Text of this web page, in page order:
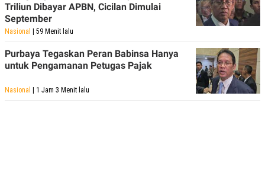
Triliun Dibayar APBN, Cicilan Dimulai
September
Nasional | 59 Menit lalu
Purbaya Tegaskan Peran Babinsa Hanya
untuk Pengamanan Petugas Pajak
Nasional | 1 Jam 3 Menit lalu